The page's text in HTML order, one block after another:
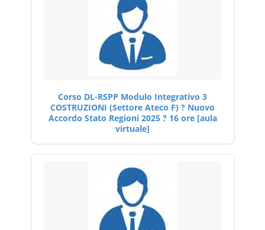
Corso DL-RSPP Modulo Integrativo 3
COSTRUZIONI (Settore Ateco F) ? Nuovo
Accordo Stato Regioni 2025 ? 16 ore [aula
virtuale]